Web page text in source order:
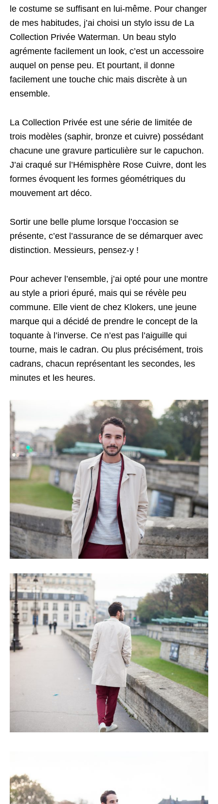
le costume se suffisant en lui-même. Pour changer
de mes habitudes, j’ai choisi un stylo issu de La
Collection Privée Waterman. Un beau stylo
agrémente facilement un look, c’est un accessoire
auquel on pense peu. Et pourtant, il donne
facilement une touche chic mais discrète à un
ensemble.
La Collection Privée est une série de limitée de
trois modèles (saphir, bronze et cuivre) possédant
chacune une gravure particulière sur le capuchon.
J’ai craqué sur l’Hémisphère Rose Cuivre, dont les
formes évoquent les formes géométriques du
mouvement art déco.
Sortir une belle plume lorsque l’occasion se
présente, c’est l’assurance de se démarquer avec
distinction. Messieurs, pensez-y !
Pour achever l’ensemble, j’ai opté pour une montre
au style a priori épuré, mais qui se révèle peu
commune. Elle vient de chez Klokers, une jeune
marque qui a décidé de prendre le concept de la
toquante à l’inverse. Ce n’est pas l’aiguille qui
tourne, mais le cadran. Ou plus précisément, trois
cadrans, chacun représentant les secondes, les
minutes et les heures.